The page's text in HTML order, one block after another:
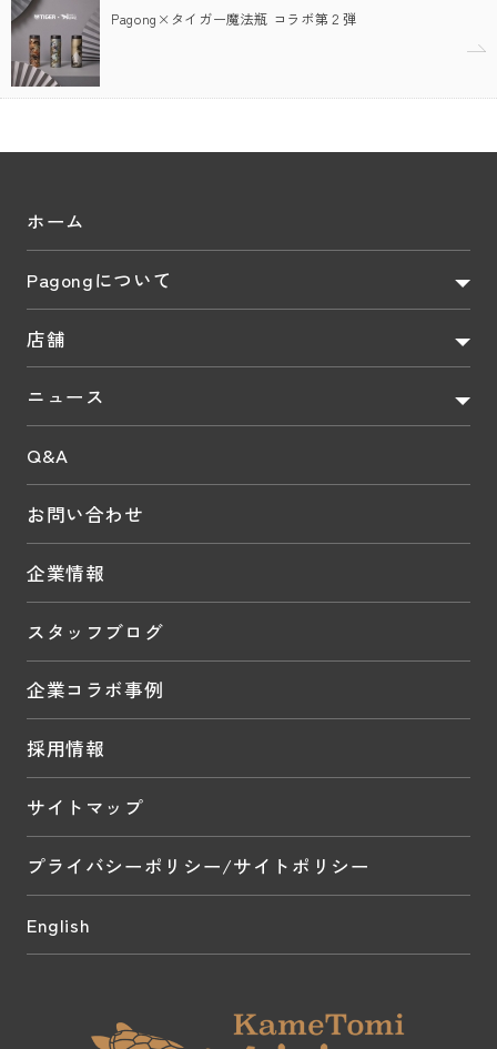
Pagong×タイガー魔法瓶 コラボ第２弾
ホーム
Pagongについて
店舗
ニュース
Q&A
お問い合わせ
企業情報
スタッフブログ
企業コラボ事例
採用情報
サイトマップ
プライバシーポリシー/サイトポリシー
English